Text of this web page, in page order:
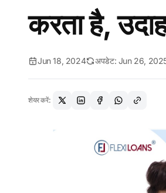
करता है,
Jun 18, 2024 अपडेट: Jun 26,
शेयर करें: